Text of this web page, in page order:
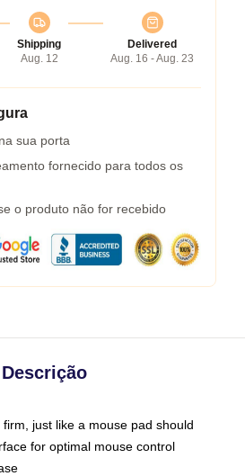
Shipping
Aug. 12
Delivered
Aug. 16 - Aug. 23
sua porta
fornecido para todos os
o produto não for recebido
Descrição
just like a mouse pad should
for optimal mouse control